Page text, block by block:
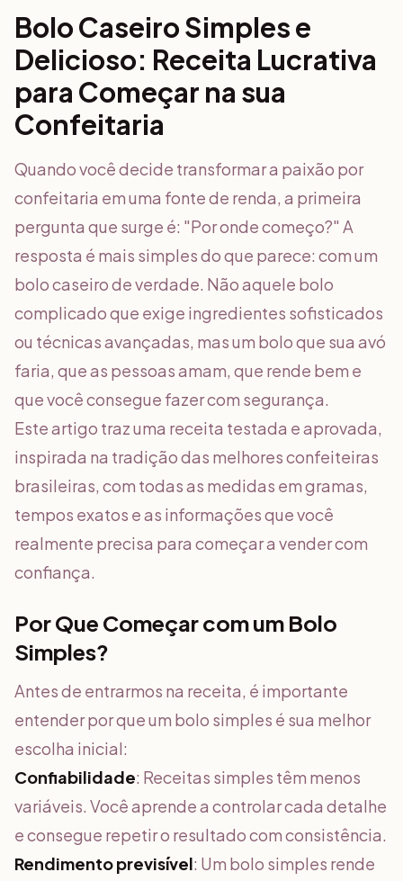
Bolo Caseiro Simples e
Delicioso: Receita Lucrativa
para Começar na sua
Confeitaria
Quando você decide transformar a paixão por
confeitaria em uma fonte de renda, a primeira
pergunta que surge é: "Por onde começo?" A
resposta é mais simples do que parece: com um
bolo caseiro de verdade. Não aquele bolo
complicado que exige ingredientes sofisticados
ou técnicas avançadas, mas um bolo que sua avó
faria, que as pessoas amam, que rende bem e
que você consegue fazer com segurança.
Este artigo traz uma receita testada e aprovada,
inspirada na tradição das melhores confeiteiras
brasileiras, com todas as medidas em gramas,
tempos exatos e as informações que você
realmente precisa para começar a vender com
confiança.
Por Que Começar com um Bolo
Simples?
Antes de entrarmos na receita, é importante
entender por que um bolo simples é sua melhor
escolha inicial:
Confiabilidade: Receitas simples têm menos
variáveis. Você aprende a controlar cada detalhe
e consegue repetir o resultado com consistência.
Rendimento previsível: Um bolo simples rende